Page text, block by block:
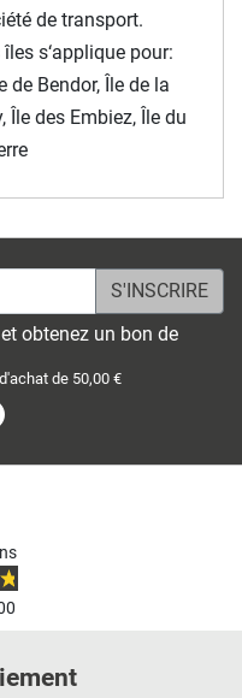
de transport.
s‘applique pour:
de Bendor, Île de la
Île des Embiez, Île du
obtenez un bon de
de 50,00 €